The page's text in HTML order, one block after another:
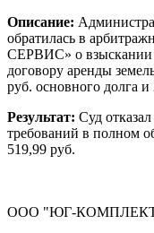
Описание:
обратилась в
СЕРВИС» о взыскании
договору аренды
руб. основного долга
Результат: Суд
требований в полном
519,99 руб.
ООО "ЮГ-КОМПЛЕКТ"